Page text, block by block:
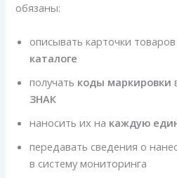
обязаны:
описывать карточки товаров
каталоге
получать коды маркировки
ЗНАК
наносить их на каждую
передавать сведения о
в систему мониторинга